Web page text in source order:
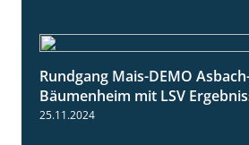
Rundgang Mais-DEMO
Bäumenheim mit LSV
25.11.2024